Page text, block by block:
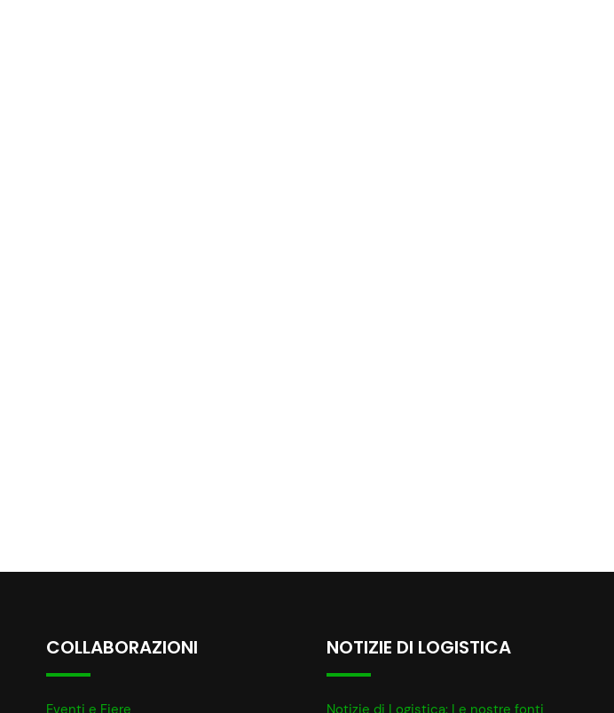
COLLABORAZIONI
Eventi e Fiere
NOTIZIE DI LOGISTICA
Notizie di Logistica: Le nostre fonti